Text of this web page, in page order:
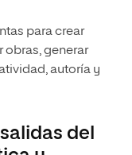
para crear
obras, generar
autoría y
del